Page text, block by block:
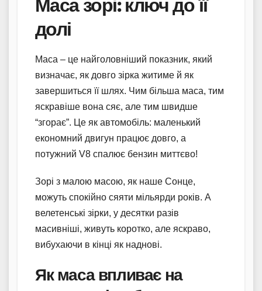
Маса зорі: ключ до її
долі
Маса – це найголовніший показник, який
визначає, як довго зірка житиме й як
завершиться її шлях. Чим більша маса, тим
яскравіше вона сяє, але тим швидше
“згорає”. Це як автомобіль: маленький
економний двигун працює довго, а
потужний V8 спалює бензин миттєво!
Зорі з малою масою, як наше Сонце,
можуть спокійно сяяти мільярди років. А
велетенські зірки, у десятки разів
масивніші, живуть коротко, але яскраво,
вибухаючи в кінці як наднові.
Як маса впливає на